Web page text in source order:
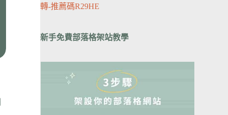
轉-推薦碼R29HE
新手免費部落格架站教學